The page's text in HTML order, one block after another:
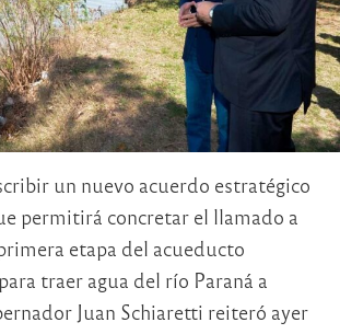
un nuevo acuerdo estratégico
permitirá concretar el llamado a
etapa del acueducto
traer agua del río Paraná a
Juan Schiaretti reiteró ayer